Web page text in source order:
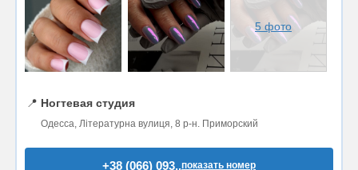
5 фото
📍 Ногтевая студия
Одесса, Літературна вулиця, 8 р-н. Приморский
+38 (066) 093..показать номер